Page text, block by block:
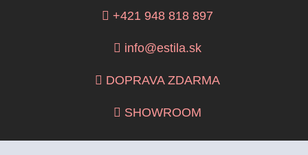
+421 948 818 897
info@estila.sk
DOPRAVA ZDARMA
SHOWROOM